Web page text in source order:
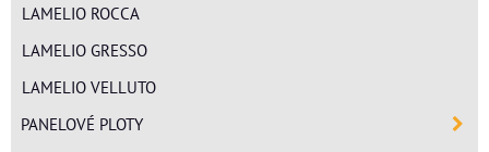
LAMELIO ROCCA
LAMELIO GRESSO
LAMELIO VELLUTO
PANELOVÉ PLOTY